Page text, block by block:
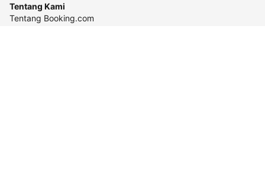
Tentang Kami
Tentang Booking.com